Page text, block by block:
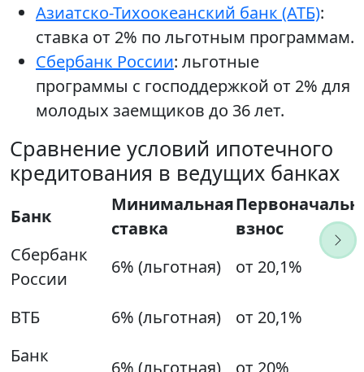
Азиатско-Тихоокеанский банк (АТБ):
ставка от 2% по льготным программам.
Сбербанк России: льготные
программы с господдержкой от 2% для
молодых заемщиков до 36 лет.
Сравнение условий ипотечного
кредитования в ведущих банках
Банк
Минимальная
ставка
взнос
Сбербанк
России
6% (льготная) от 20,1%
ВТБ 6% (льготная)
от 20,1%
Банк
6% (льготная) от 20%